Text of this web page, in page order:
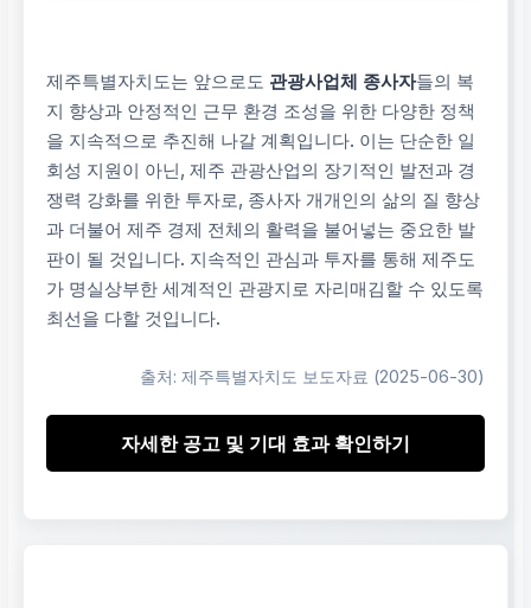
여력 확대
제주 관광산업 측면
질적 성장 도모, 지역 경
제 활성화, 관광 이미지
제고, 지속 가능한 발전
제주특별자치도는 앞으로도 관광사업체 종사자들의 복
지 향상과 안정적인 근무 환경 조성을 위한 다양한 정책
을 지속적으로 추진해 나갈 계획입니다. 이는 단순한 일
회성 지원이 아닌, 제주 관광산업의 장기적인 발전과 경
쟁력 강화를 위한 투자로, 종사자 개개인의 삶의 질 향상
과 더불어 제주 경제 전체의 활력을 불어넣는 중요한 발
판이 될 것입니다. 지속적인 관심과 투자를 통해 제주도
가 명실상부한 세계적인 관광지로 자리매김할 수 있도록
최선을 다할 것입니다.
출처: 제주특별자치도 보도자료 (2025-06-30)
자세한 공고 및 기대 효과 확인하기